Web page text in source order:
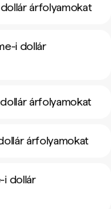
árfolyamokat
i dollár
árfolyamokat
árfolyamokat
i dollár